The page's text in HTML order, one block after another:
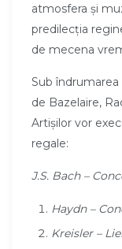
atmosfera și
predilecția
de mecena
Sub
de Bazelaire,
Artișilor vor
regale:
J.S. Bach –
Haydn –
Kreisler –